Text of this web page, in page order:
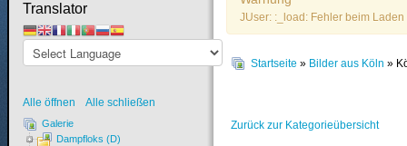
JUser: :_load: Fehler beim
Startseite » Bilder aus Köln »
Zurück zur Kategorieübersicht
Translator
Alle öffnen Alle schließen
Galerie
Dampfloks (D)